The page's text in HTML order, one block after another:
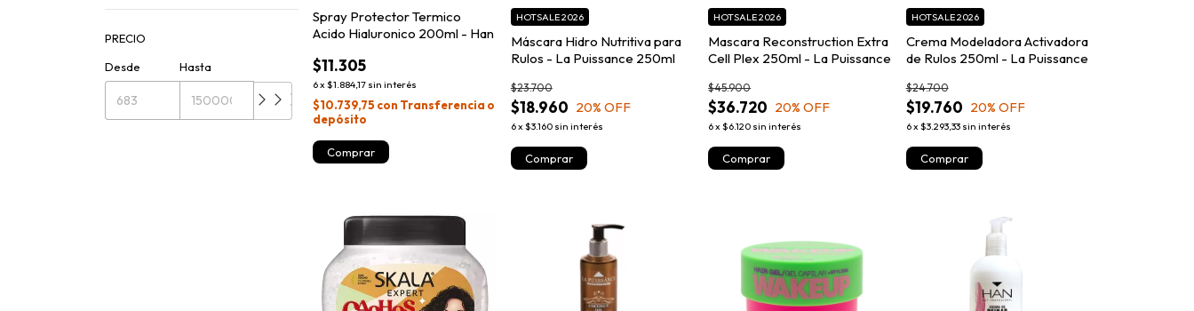
PRECIO
Desde
Hasta
Spray Protector Termico
Acido Hialuronico 200ml - Han
$11.305
6x$1.884,17 sin interés
$10.739,75 con Transferencia o
depósito
Máscara Hidro Nutritiva para
Rulos - La Puissance 250ml
$18.960
$23.700
20% OFF
6x $3.160 sin interés
HOTSALE 2026
Mascara Reconstruction Extra
Cell Plex 250ml - La Puissance
$36.720
$45.900
20% OFF
6x$6.120 sin interés
HOTSALE 2026
Crema Modeladora Activadora
de Rulos 250ml - La Puissance
$19.760
$24.700
20% OFF
6x $3.293,33 sin interés
HOTSALE 2026